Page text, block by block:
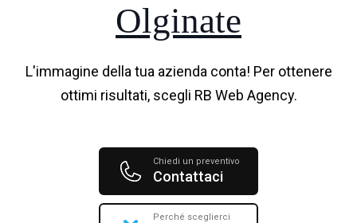
Olginate
L'immagine della tua azienda conta! Per ottenere
ottimi risultati, scegli RB Web Agency.
Chiedi un preventivo
Contattaci
Perché sceglierci